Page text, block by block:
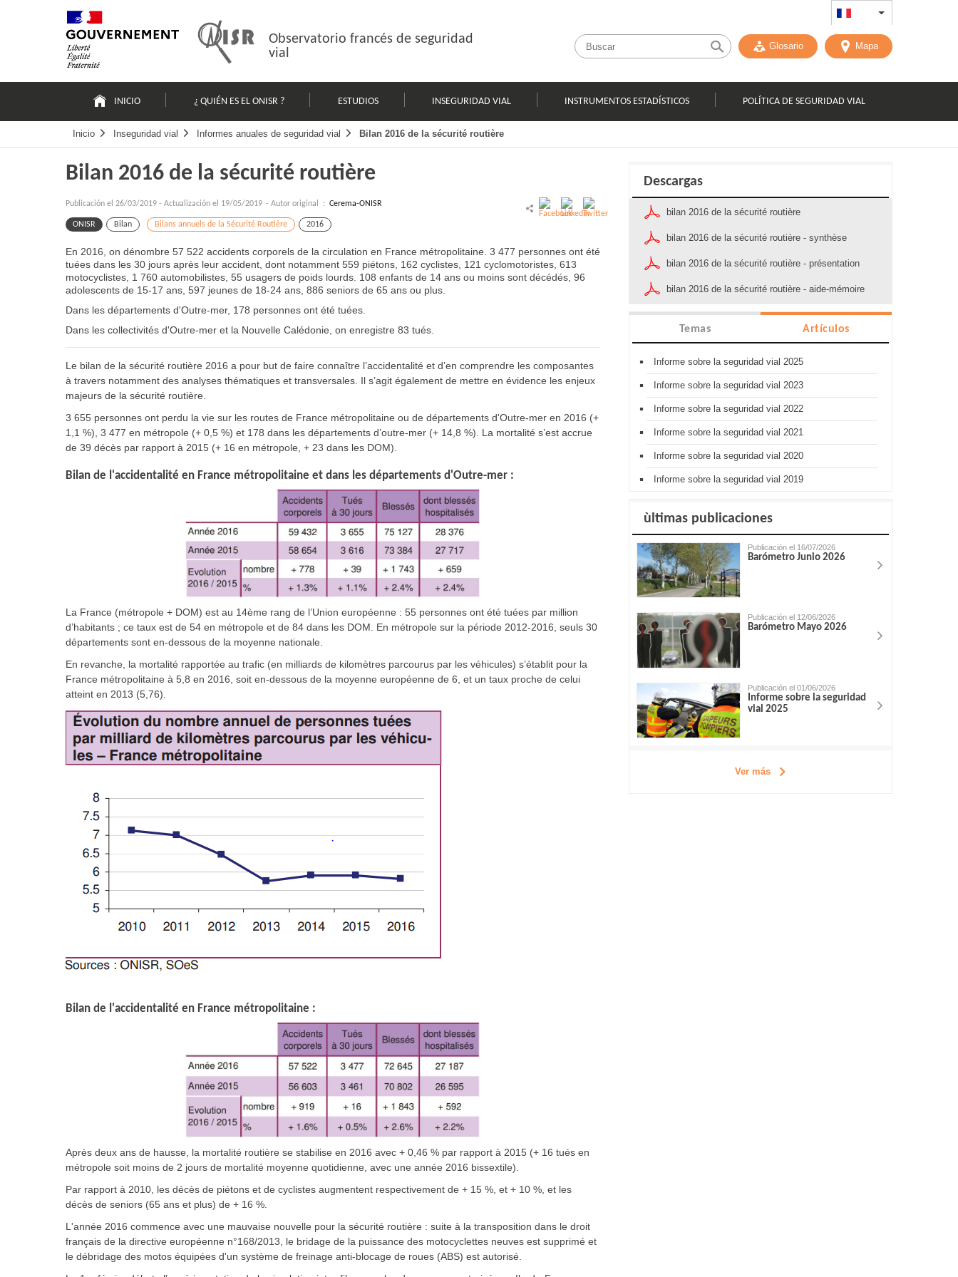
List additional
Observatorio francés de seguridad
vial
Glosario Mapa
principale
INICIO ¿ QUIÉN ES EL ONISR ? ESTUDIOS INSEGURIDAD VIAL INSTRUMENTOS ESTADÍSTICOS POLÍTICA DE SEGURIDAD VIAL
Inicio Inseguridad vial Informes anuales de seguridad vial Bilan 2016 de la sécurité routière
Bilan 2016 de la sécurité routière
Publicación el 26/03/2019 - Actualización el 19/05/2019 - Autor original : Cerema-ONISR
ONISR Bilan Bilans annuels de la Sécurité Routière 2016
En 2016, on dénombre 57 522 accidents corporels de la circulation en France métropolitaine. 3 477 personnes ont été
tuées dans les 30 jours après leur accident, dont notamment 559 piétons, 162 cyclistes, 121 cyclomotoristes, 613
motocyclistes, 1 760 automobilistes, 55 usagers de poids lourds. 108 enfants de 14 ans ou moins sont décédés, 96
adolescents de 15-17 ans, 597 jeunes de 18-24 ans, 886 seniors de 65 ans ou plus.
Dans les départements d'Outre-mer, 178 personnes ont été tuées.
Dans les collectivités d'Outre-mer et la Nouvelle Calédonie, on enregistre 83 tués.
Le bilan de la sécurité routière 2016 a pour but de faire connaître l’accidentalité et d’en comprendre les composantes
à travers notamment des analyses thématiques et transversales. Il s’agit également de mettre en évidence les enjeux
majeurs de la sécurité routière.
3 655 personnes ont perdu la vie sur les routes de France métropolitaine ou de départements d'Outre-mer en 2016 (+
1,1 %), 3 477 en métropole (+ 0,5 %) et 178 dans les départements d’outre-mer (+ 14,8 %). La mortalité s’est accrue
de 39 décès par rapport à 2015 (+ 16 en métropole, + 23 dans les DOM).
Bilan de l'accidentalité en France métropolitaine et dans les départements d'Outre-mer :
La France (métropole + DOM) est au 14ème rang de l’Union européenne : 55 personnes ont été tuées par million
d’habitants ; ce taux est de 54 en métropole et de 84 dans les DOM. En métropole sur la période 2012-2016, seuls 30
départements sont en-dessous de la moyenne nationale.
En revanche, la mortalité rapportée au trafic (en milliards de kilomètres parcourus par les véhicules) s’établit pour la
France métropolitaine à 5,8 en 2016, soit en-dessous de la moyenne européenne de 6, et un taux proche de celui
atteint en 2013 (5,76).
Bilan de l'accidentalité en France métropolitaine :
Après deux ans de hausse, la mortalité routière se stabilise en 2016 avec + 0,46 % par rapport à 2015 (+ 16 tués en
métropole soit moins de 2 jours de mortalité moyenne quotidienne, avec une année 2016 bissextile).
Par rapport à 2010, les décès de piétons et de cyclistes augmentent respectivement de + 15 %, et + 10 %, et les
décès de seniors (65 ans et plus) de + 16 %.
L'année 2016 commence avec une mauvaise nouvelle pour la sécurité routière : suite à la transposition dans le droit
français de la directive européenne n°168/2013, le bridage de la puissance des motocyclettes neuves est supprimé et
le débridage des motos équipées d'un système de freinage anti-blocage de roues (ABS) est autorisé.
Descargas
bilan 2016 de la sécurité routière
bilan 2016 de la sécurité routière - synthèse
bilan 2016 de la sécurité routière - présentation
bilan 2016 de la sécurité routière - aide-mémoire
Temas Artículos
Informe sobre la seguridad vial 2025
Informe sobre la seguridad vial 2023
Informe sobre la seguridad vial 2022
Informe sobre la seguridad vial 2021
Informe sobre la seguridad vial 2020
Informe sobre la seguridad vial 2019
ùltimas publicaciones
Publicación el 16/07/2026
Barómetro Junio 2026
Publicación el 12/06/2026
Barómetro Mayo 2026
Publicación el 01/06/2026
Informe sobre la seguridad
vial 2025
Ver más